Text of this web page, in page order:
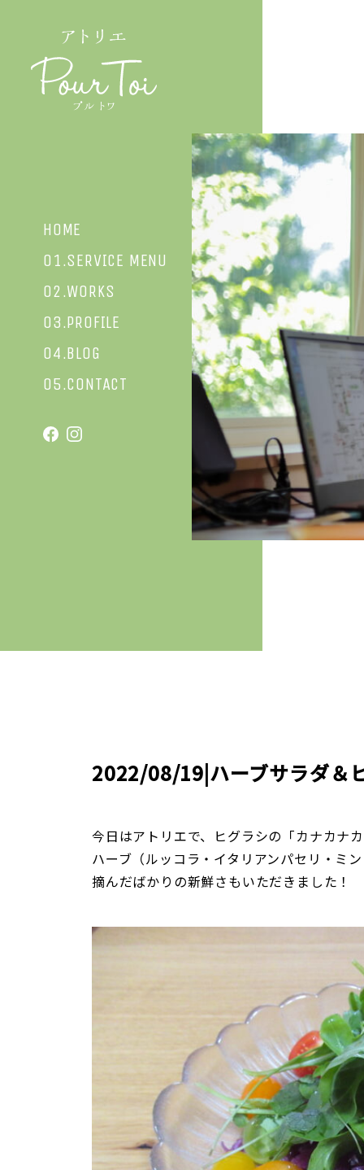
HOME
01.SERVICE MENU
02.WORKS
03.PROFILE
04.BLOG
05.CONTACT
2022/08/19|ハーブサラダ＆
今日はアトリエで、ヒグラシの「カナカナ
ハーブ（ルッコラ・イタリアンパセリ・ミ
摘んだばかりの新鮮さもいただきました！